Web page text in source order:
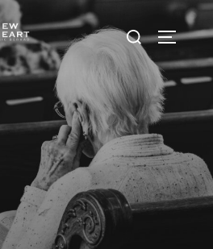
Search
for: